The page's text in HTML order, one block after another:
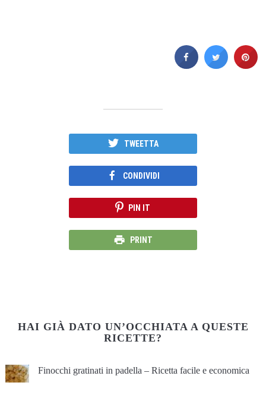
TWEETTA
CONDIVIDI
PIN IT
PRINT
HAI GIÀ DATO UN’OCCHIATA A QUESTE
RICETTE?
Finocchi gratinati in padella – Ricetta facile e economica